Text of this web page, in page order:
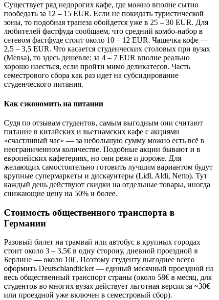
Существует ряд недорогих кафе, где можно вполне сытно
пообедать за 12 – 15 EUR. Если не покидать туристической
зоны, то подобная трапеза обойдется уже в 25 – 30 EUR. Для
любителей фастфуда сообщаем, что средний комбо-набор в
сетевом фастфуде стоит около 10 – 12 EUR. Чашечка кофе —
2,5 – 3,5 EUR. Что касается студенческих столовых при вузах
(Mensa), то здесь дешевле: за 4 – 7 EUR вполне реально
хорошо наесться, если пройти мимо деликатесов. Часть
семестрового сбора как раз идет на субсидирование
студенческого питания.
Как сэкономить на питании
Судя по отзывам студентов, самым выгодным они считают
питание в китайских и вьетнамских кафе с акциями
«счастливый час» — за небольшую сумму можно есть всё в
неограниченном количестве. Подобные акции бывают и в
европейских кафетериях, но они реже и дороже. Для
желающих самостоятельно готовить лучшим вариантом будут
крупные супермаркеты и дискаунтеры (Lidl, Aldi, Netto). Тут
каждый день действуют скидки на отдельные товары, иногда
снижающие цену на 50% и более.
Стоимость общественного транспорта в
Германии
Разовый билет на трамвай или автобус в крупных городах
стоит около 3 – 3,5€ в одну сторону, дневной проездной в
Берлине — около 10€. Поэтому студенту выгоднее всего
оформить Deutschlandticket — единый месячный проездной на
весь общественный транспорт страны (около 58€ в месяц, для
студентов во многих вузах действует льготная версия за ~30€
или проездной уже включен в семестровый сбор).